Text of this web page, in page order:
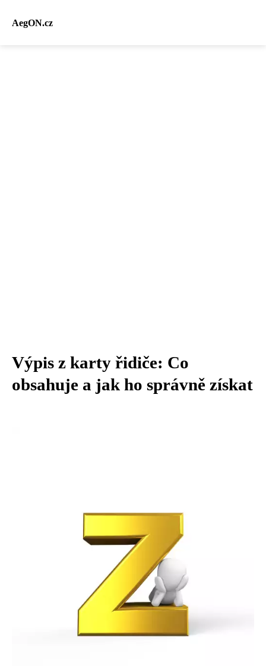
AegON.cz
Výpis z karty řidiče: Co
obsahuje a jak ho správně získat